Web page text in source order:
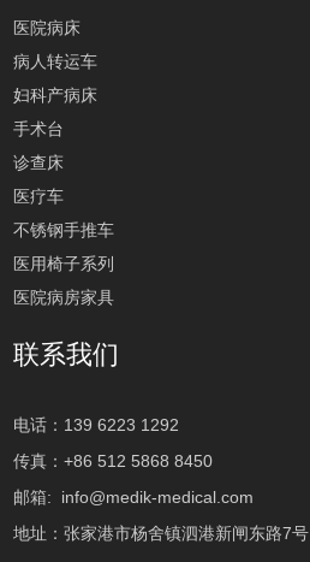
医院病床
病人转运车
妇科产病床
手术台
诊查床
医疗车
不锈钢手推车
医用椅子系列
医院病房家具
联系我们
电话：139 6223 1292
传真：+86 512 5868 8450
邮箱: info@medik-medical.com
地址：张家港市杨舍镇泗港新闸东路7号